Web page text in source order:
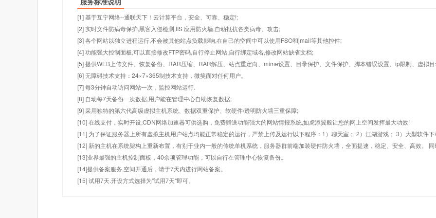
[1] 基于互宁网络--通联天下！云计算平台，安全、可靠、稳定!;
[2] 实时文件防病毒保护,黑客入侵检测,IIS 应用防火墙,自动抵抗各类病毒、攻击;
[3] 各个网站以独立进程运行,不会被其他站点负载影响,在自己的空间中可以使用FSO和jmail等其他控件;
[4] 功能强大控制面板,可以直接修改FTP密码,自行停止网站,自行绑定域名,修改网站缺省文档;
[5] 提供WEB上传文件、恢复备份、RAR压缩、RAR解压、站点重定向、mime设置、目录保护、文件保护、脚本错误设置、ip限制、虚拟
[6] 无障碍技术支持：24×7×365制技术支持，微笑面对任何用户。
[7] 每3分钟自动访问网站一次，监控网站运行.
[8] 自动每7天备份一次数据,用户能在管理中心自助恢复数据;
[9] 采用独特的第六代高级虚拟主机系统、数据双重保护、软硬件/透明防火墙三重保障;
[10] 在线支付，实时开设,CDN网络加速器可供选购，免费赠送功能强大的网站情报系统,如虎添翼般让您的网上空间发挥最大功效!
[11] 为了保证服务器上所有虚拟主机用户站点均能正常稳定的运行，严禁上传及运行以下程序：1）聊天室； 2）江湖游戏； 3）大型软件
[12] 新的主机在系统架构上重新布置，有别于业内一般的传统单机系统，服务器群前端加装硬件防火墙，全面提速，稳定、安全、高效。
[13]业界最强的主机控制面板，40余项管理功能，可以自行在管理中心恢复备份。
[14]提供备案服务,空间开通后，请于7天内进行网站备案。
[15] 试用7天.开设方式选择为"试用7天"即可。